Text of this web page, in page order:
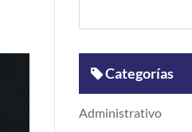
Categorías
Administrativo